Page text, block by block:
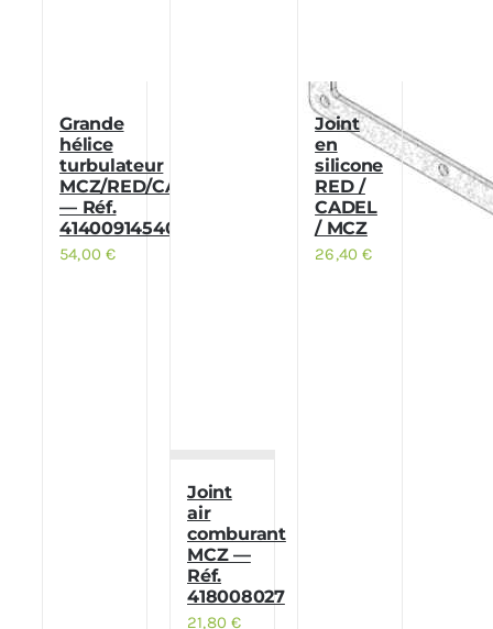
Grande
hélice
turbulateur
MCZ/RED/CADEL
— Réf.
41400914540
54,00€
Joint
air
comburant
MCZ —
Réf.
418008027
21,80€
Joint
en
silicone
RED /
CADEL
/ MCZ
26,40€